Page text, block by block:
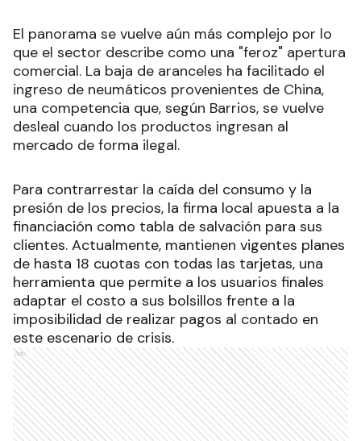
El panorama se vuelve aún más complejo por lo
que el sector describe como una "feroz" apertura
comercial. La baja de aranceles ha facilitado el
ingreso de neumáticos provenientes de China,
una competencia que, según Barrios, se vuelve
desleal cuando los productos ingresan al
mercado de forma ilegal.
Para contrarrestar la caída del consumo y la
presión de los precios, la firma local apuesta a la
financiación como tabla de salvación para sus
clientes. Actualmente, mantienen vigentes planes
de hasta 18 cuotas con todas las tarjetas, una
herramienta que permite a los usuarios finales
adaptar el costo a sus bolsillos frente a la
imposibilidad de realizar pagos al contado en
este escenario de crisis.
Ads